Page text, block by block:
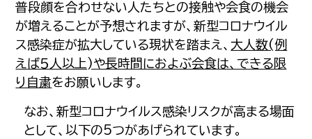
普段顔を合わせない人たちとの接触や会食の機会
が増えることが予想されますが、新型コロナウイル
ス感染症が拡大している現状を踏まえ、大人数(例
えば５人以上)や長時間におよぶ会食は、できる限
り自粛をお願いします。
なお、新型コロナウイルス感染リスクが高まる場面
として、以下の5つがあげられています。